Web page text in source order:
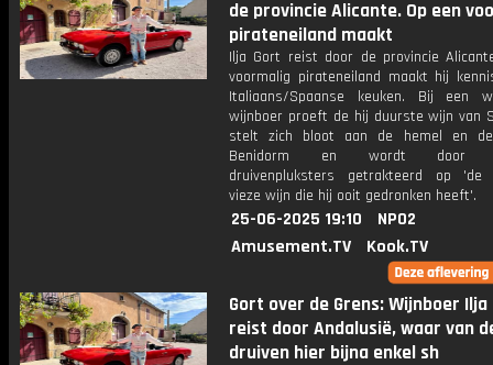
de provincie Alicante. Op een
pirateneiland maakt
Ilja Gort reist door de provincie
voormalig pirateneiland maakt hij
Italiaans/Spaanse keuken. Bij een
wijnboer proeft de hij duurste wijn van
stelt zich bloot aan de hemel en
Benidorm en wordt door
druivenpluksters getrakteerd op 'de
vieze wijn die hij ooit gedronken heeft'.
25-06-2025 19:10
NPO2
Amusement.TV
Kook.TV
Gort over de Grens: Wijnboer Ilja
reist door Andalusië, waar van
druiven hier bijna enkel sh